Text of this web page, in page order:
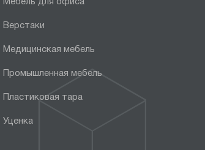
Верстаки
Медицинская мебель
Промышленная мебель
Пластиковая тара
Уценка